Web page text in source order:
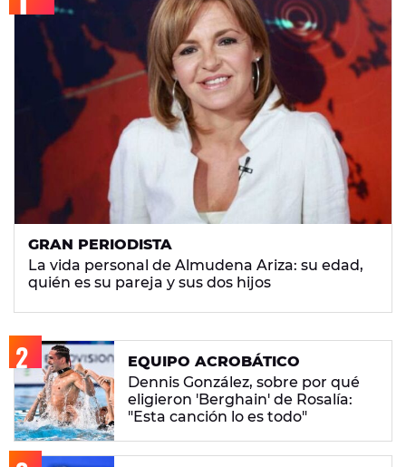
GRAN PERIODISTA
La vida personal de Almudena Ariza: su edad,
quién es su pareja y sus dos hijos
EQUIPO ACROBÁTICO
Dennis González, sobre por qué
eligieron 'Berghain' de Rosalía:
"Esta canción lo es todo"